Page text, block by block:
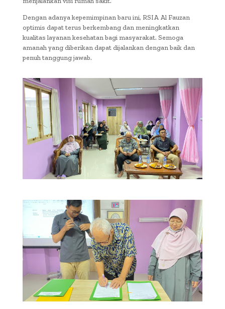
Dengan adanya kepemimpinan baru ini, RSIA Al Fauzan
optimis dapat terus berkembang dan meningkatkan
kualitas layanan kesehatan bagi masyarakat. Semoga
amanah yang diberikan dapat dijalankan dengan baik dan
penuh tanggung jawab.